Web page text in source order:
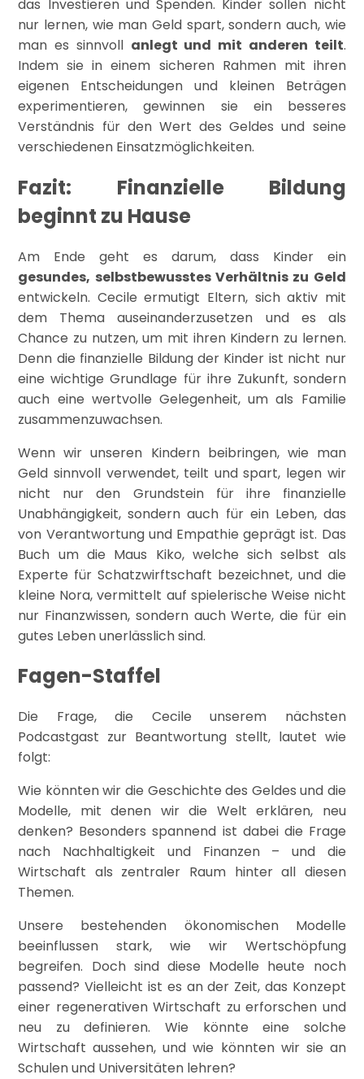
das Investieren und Spenden. Kinder sollen nicht
nur lernen, wie man Geld spart, sondern auch, wie
man es sinnvoll anlegt und mit anderen teilt.
Indem sie in einem sicheren Rahmen mit ihren
eigenen Entscheidungen und kleinen Beträgen
experimentieren, gewinnen sie ein besseres
Verständnis für den Wert des Geldes und seine
verschiedenen Einsatzmöglichkeiten.
Fazit: Finanzielle Bildung
beginnt zu Hause
Am Ende geht es darum, dass Kinder ein
gesundes, selbstbewusstes Verhältnis zu Geld
entwickeln. Cecile ermutigt Eltern, sich aktiv mit
dem Thema auseinanderzusetzen und es als
Chance zu nutzen, um mit ihren Kindern zu lernen.
Denn die finanzielle Bildung der Kinder ist nicht nur
eine wichtige Grundlage für ihre Zukunft, sondern
auch eine wertvolle Gelegenheit, um als Familie
zusammenzuwachsen.
Wenn wir unseren Kindern beibringen, wie man
Geld sinnvoll verwendet, teilt und spart, legen wir
nicht nur den Grundstein für ihre finanzielle
Unabhängigkeit, sondern auch für ein Leben, das
von Verantwortung und Empathie geprägt ist. Das
Buch um die Maus Kiko, welche sich selbst als
Experte für Schatzwirftschaft bezeichnet, und die
kleine Nora, vermittelt auf spielerische Weise nicht
nur Finanzwissen, sondern auch Werte, die für ein
gutes Leben unerlässlich sind.
Fagen-Staffel
Die Frage, die Cecile unserem nächsten
Podcastgast zur Beantwortung stellt, lautet wie
folgt:
Wie könnten wir die Geschichte des Geldes und die
Modelle, mit denen wir die Welt erklären, neu
denken? Besonders spannend ist dabei die Frage
nach Nachhaltigkeit und Finanzen – und die
Wirtschaft als zentraler Raum hinter all diesen
Themen.
Unsere bestehenden ökonomischen Modelle
beeinflussen stark, wie wir Wertschöpfung
begreifen. Doch sind diese Modelle heute noch
passend? Vielleicht ist es an der Zeit, das Konzept
einer regenerativen Wirtschaft zu erforschen und
neu zu definieren. Wie könnte eine solche
Wirtschaft aussehen, und wie könnten wir sie an
Schulen und Universitäten lehren?